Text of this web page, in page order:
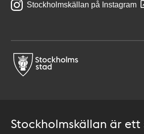
Stockholmskällan på Instagram
Stockholmskällan är